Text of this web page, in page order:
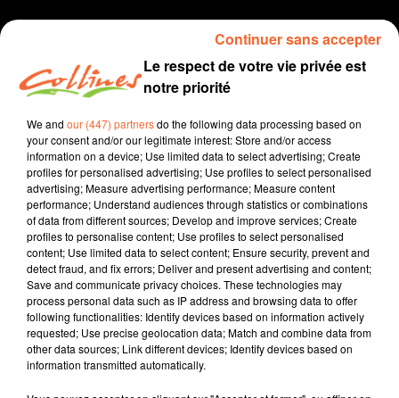
16 juin 2021 - 12 min 33 sec
JOURNAL DU MERCREDI 16 JUIN (SOIR)
Fabien Gazeau
L'info près de chez vous
Présenté par Fabien Gazeau
- Les chiffres clés du baccalauréat qui commence
demain avec la philo.
- L'Agglo 2B, qui gère les déchets sur son territoire,
lance un plan d'action contre les incivilités.
- A Thouars, face au futur cinéma, le square Roosvelt
Le respect de votre vie privée est
notre priorité
We and our (447) partnersdo the following data processing based on
your consent and/or our legitimate interest: Store and/or access
information on a device; Use limited data to select advertising; Create
profiles for personalised advertising; Use profiles to select personalised
advertising; Measure advertising performance; Measure content
performance; Understand audiences through statistics or combinations
of data from different sources; Develop and improve services; Create
profiles to personalise content; Use profiles to select personalised
content; Use limited data to select content; Ensure security, prevent and
detect fraud, and fix errors; Deliver and present advertising and content;
Save and communicate privacy choices. These technologies may
process personal data such as IP address and browsing data to offer
following functionalities: Identify devices based on information actively
requested; Use precise geolocation data; Match and combine data from
other data sources; Link different devices; Identify devices based on
information transmitted automatically.
Continuer sans accepter